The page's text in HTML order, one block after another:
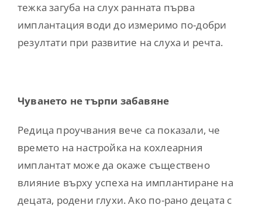
тежка загуба на слух ранната първа
имплантация води до измеримо по-добри
резултати при развитие на слуха и речта.
Чуването не търпи забавяне
Редица проучвания вече са показали, че
времето на настройка на кохлеарния
имплантат може да окаже съществено
влияние върху успеха на имплантиране на
децата, родени глухи. Ако по-рано децата с